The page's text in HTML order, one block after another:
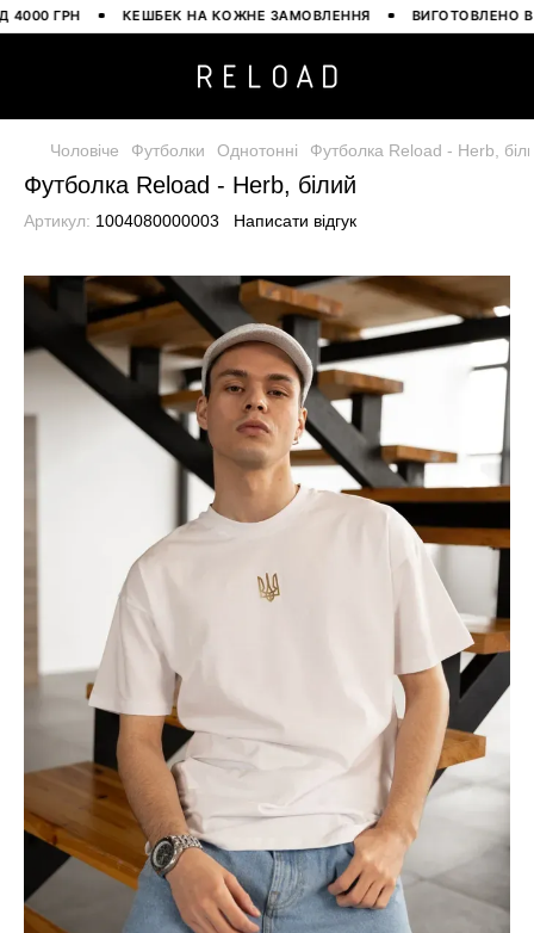
ГРН КЕШБЕК НА КОЖНЕ ЗАМОВЛЕННЯ ВИГОТОВЛЕНО В
Чоловіче Футболки Однотонні Футболка Reload - Herb,
Футболка Reload - Herb, білий
Артикул: 1004080000003 Написати відгук